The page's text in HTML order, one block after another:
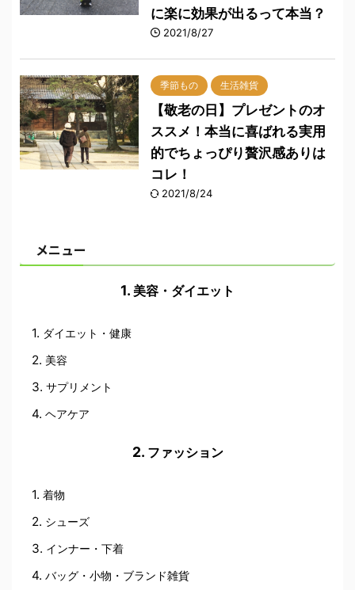
に楽に効果が出るって本当？
2021/8/27
季節もの 生活雑貨
【敬老の日】プレゼントのオ
ススメ！本当に喜ばれる実用
的でちょっぴり贅沢感ありは
コレ！
2021/8/24
メニュー
美容・ダイエット
ダイエット・健康
美容
サプリメント
ヘアケア
ファッション
着物
シューズ
インナー・下着
バッグ・小物・ブランド雑貨